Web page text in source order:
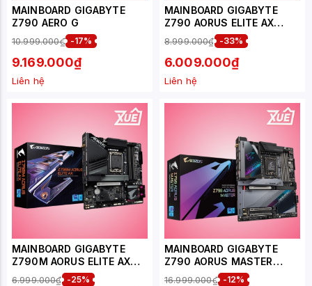
MAINBOARD GIGABYTE
Z790 AERO G
10.999.000₫ -17%
9.169.000₫
Liên hệ
MAINBOARD GIGABYTE
Z790 AORUS ELITE AX​
8.999.000₫ -33%
6.009.000₫
Liên hệ
MAINBOARD GIGABYTE
Z790M AORUS ELITE AX
6.999.000₫ -25%
MAINBOARD GIGABYTE
Z790 AORUS MASTER
16.999.000₫ -12%